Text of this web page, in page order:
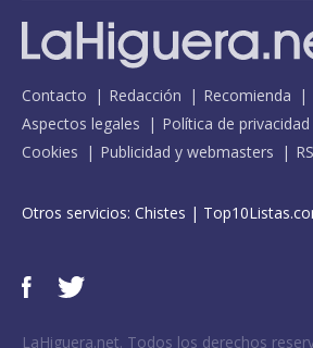
Contacto Redacción Recomienda
Aspectos legales
Política de privacidad
Cookies
Publicidad y webmasters
Otros servicios: Chistes |
LaHiguera.net. Todos los derechos